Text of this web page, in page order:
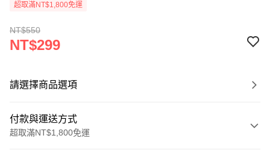
超取滿NT$1,800免運
NT$550
NT$299
請選擇商品選項
付款與運送方式
超取滿NT$1,800免運